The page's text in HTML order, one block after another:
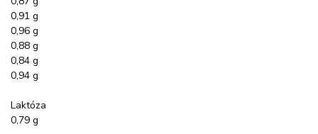
0,91 g
0,96 g
0,88 g
0,84 g
0,94 g
Laktóza
0,79 g